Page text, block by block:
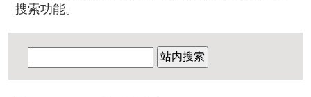
搜索功能。
站内搜索